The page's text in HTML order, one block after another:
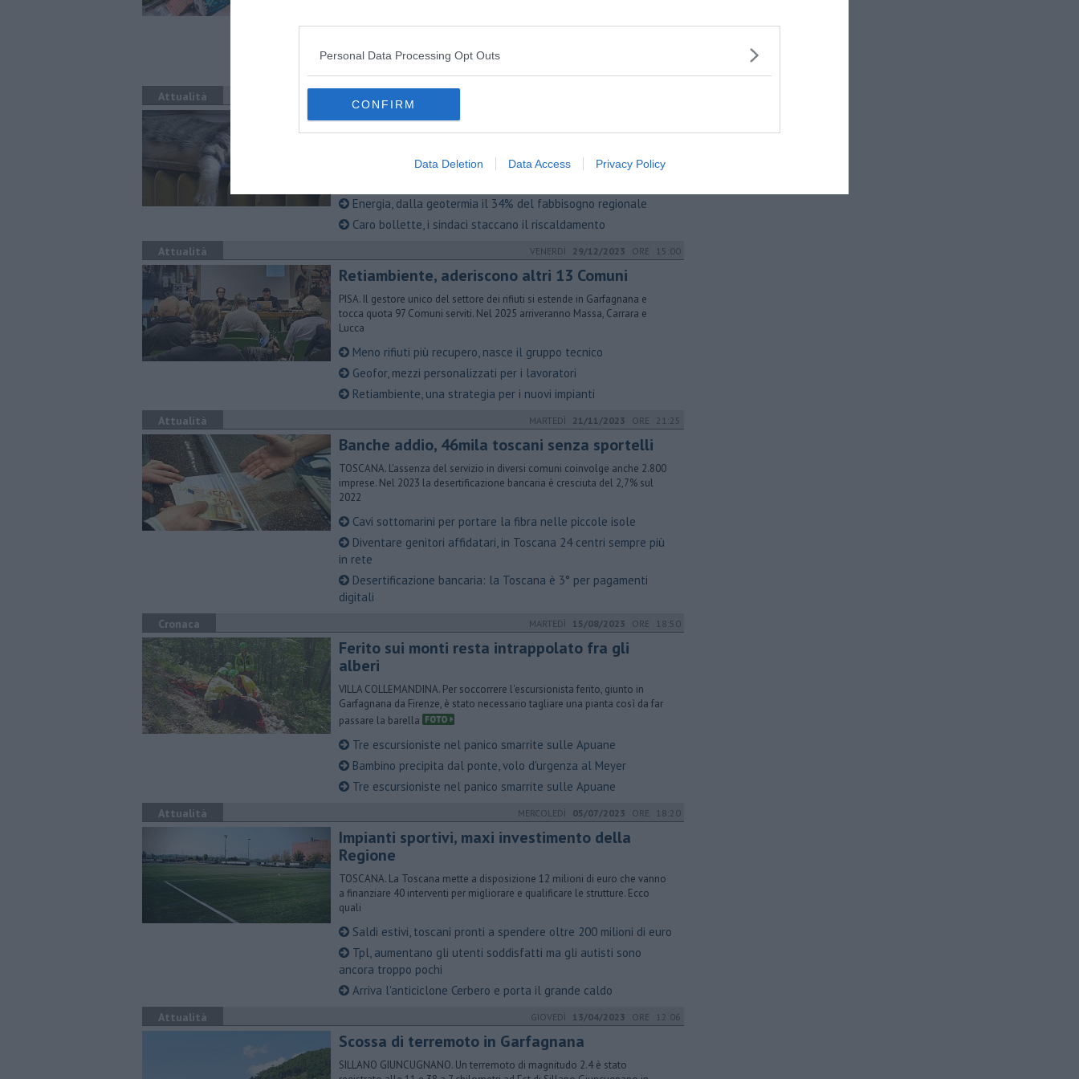
Personal Data Processing Opt Outs
CONFIRM
Data Deletion Data Access Privacy Policy
Consiglio regionale
La street art colora il cuore del Chianti
Arte urbana, è toscano il più esteso museo a cielo aperto
Attualità
Si spengono i termosifoni, ecco a chi tocca
le date Comune per Comune in Toscana secondo le zone climatiche
Energia, dalla geotermia il 34% del fabbisogno regionale
Caro bollette, i sindaci staccano il riscaldamento
Attualità VENERDÌ 29/12/2023 ORE 15:00
Retiambiente, aderiscono altri 13 Comuni
PISA. Il gestore unico del settore dei rifiuti si estende in Garfagnana e
tocca quota 97 Comuni serviti. Nel 2025 arriveranno Massa, Carrara e
Lucca
​Meno rifiuti più recupero, nasce il gruppo tecnico
Geofor, mezzi personalizzati per i lavoratori
Retiambiente, una strategia per i nuovi impianti
Attualità MARTEDÌ 21/11/2023 ORE 21:25
Banche addio, 46mila toscani senza sportelli
TOSCANA. L'assenza del servizio in diversi comuni coinvolge anche 2.800
imprese. Nel 2023 la desertificazione bancaria è cresciuta del 2,7% sul
2022
Cavi sottomarini per portare la fibra nelle piccole isole
Diventare genitori affidatari, in Toscana 24 centri sempre più
in rete
​Desertificazione bancaria: la Toscana è 3° per pagamenti
digitali
Cronaca MARTEDÌ 15/08/2023 ORE 18:50
Ferito sui monti resta intrappolato fra gli
alberi
VILLA COLLEMANDINA. Per soccorrere l'escursionista ferito, giunto in
Garfagnana da Firenze, è stato necessario tagliare una pianta così da far
passare la barella
Tre escursioniste nel panico smarrite sulle Apuane
Bambino precipita dal ponte, volo d'urgenza al Meyer
Tre escursioniste nel panico smarrite sulle Apuane
Attualità MERCOLEDÌ 05/07/2023 ORE 18:20
Impianti sportivi, maxi investimento della
Regione
TOSCANA. La Toscana mette a disposizione 12 milioni di euro che vanno
a finanziare 40 interventi per migliorare e qualificare le strutture. Ecco
quali
Saldi estivi, toscani pronti a spendere oltre 200 milioni di euro
Tpl, aumentano gli utenti soddisfatti ma gli autisti sono
ancora troppo pochi
Arriva l'anticiclone Cerbero e porta il grande caldo
Attualità GIOVEDÌ 13/04/2023 ORE 12:06
Scossa di terremoto in Garfagnana
SILLANO GIUNCUGNANO. ​Un terremoto di magnitudo 2.4 è stato